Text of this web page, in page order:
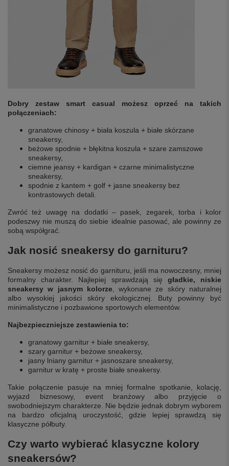
Dobry zestaw smart casual możesz oprzeć na takich
połączeniach:
granatowe chinosy + biała koszula + białe skórzane
sneakersy,
beżowe spodnie + błękitna koszula + szare zamszowe
sneakersy,
ciemne jeansy + kardigan + czarne minimalistyczne
sneakersy,
spodnie z kantem + golf + jasne sneakersy bez
kontrastowych detali.
Zwróć też uwagę na dodatki – pasek, zegarek, torba i kolor
podeszwy nie muszą do siebie idealnie pasować, ale powinny ze
sobą współgrać.
Jak nosić sneakersy do garnituru?
Sneakersy możesz nosić do garnituru, jeśli ma nowoczesny, mniej
formalny charakter. Najlepiej sprawdzają się gładkie, niskie
sneakersy w jasnym kolorze, wykonane ze skóry naturalnej
albo wysokiej jakości skóry ekologicznej. Buty powinny być
minimalistyczne i pozbawione sportowych elementów.
Najbezpieczniejsze zestawienia to:
granatowy garnitur + białe sneakersy,
szary garnitur + beżowe sneakersy,
jasny lniany garnitur + jasnoszare sneakersy,
garnitur w kratę + proste białe sneakersy.
Takie połączenie pasuje na mniej formalne spotkanie, kolację,
wyjazd biznesowy, event branżowy albo przyjęcie o
swobodniejszym charakterze. Nie będzie jednak dobrym wyborem
na bardzo oficjalną uroczystość, gdzie lepiej sprawdzą się
klasyczne półbuty.
Czy warto wybierać klasyczne kolory
sneakersów?